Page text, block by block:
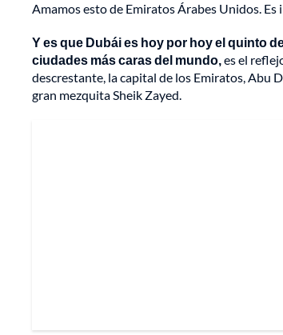
Amamos esto de Emiratos Árabes Unidos.
Y es que Dubái es hoy por hoy el quinto
ciudades más caras del mundo,es el
descrestante, la capital de los Emiratos, Abu
gran mezquita Sheik Zayed.